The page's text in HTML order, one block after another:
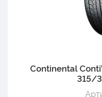
Continental
315/